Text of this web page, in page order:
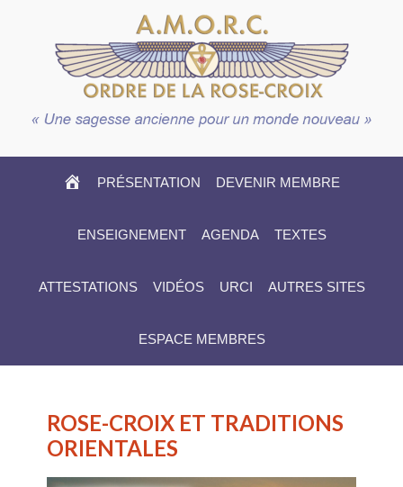
HOME
PRÉSENTATION DEVENIR MEMBRE
ENSEIGNEMENT AGENDA TEXTES
ATTESTATIONS VIDÉOS URCI AUTRES SITES
ESPACE MEMBRES
ROSE-CROIX ET TRADITIONS
ORIENTALES